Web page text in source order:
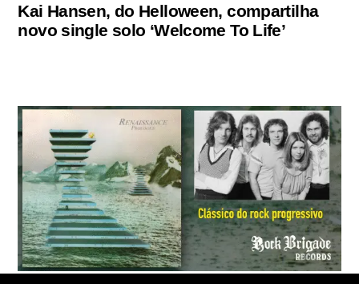
Kai Hansen, do Helloween, compartilha
novo single solo ‘Welcome To Life’